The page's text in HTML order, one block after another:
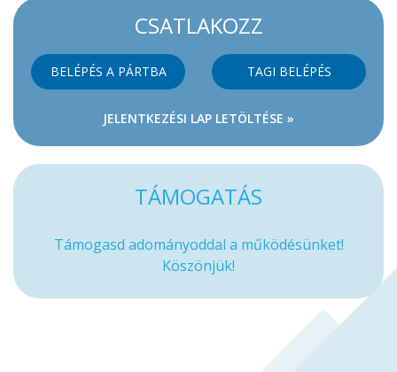
CSATLAKOZZ
BELÉPÉS A PÁRTBA TAGI BELÉPÉS
JELENTKEZÉSI LAP LETÖLTÉSE »
TÁMOGATÁS
Támogasd adományoddal a működésünket!
Köszönjük!